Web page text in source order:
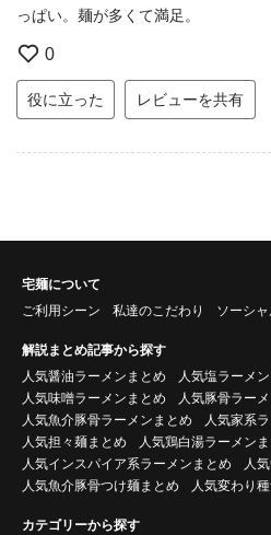
っぱい。麺が多くて満足。
0
役に立った レビューを共有
宅麺について
ご利用シーン
私達のこだわり ソーシャ
解説まとめ記事から探す
人気醤油ラーメンまとめ
人気塩ラーメ
人気味噌ラーメンまとめ
人気豚骨ラー
人気魚介豚骨ラーメンまとめ
人気家系
人気担々麺まとめ
人気鶏白湯ラーメン
人気インスパイア系ラーメンまとめ
人
人気魚介豚骨つけ麺まとめ
人気変わり
カテゴリーから探す